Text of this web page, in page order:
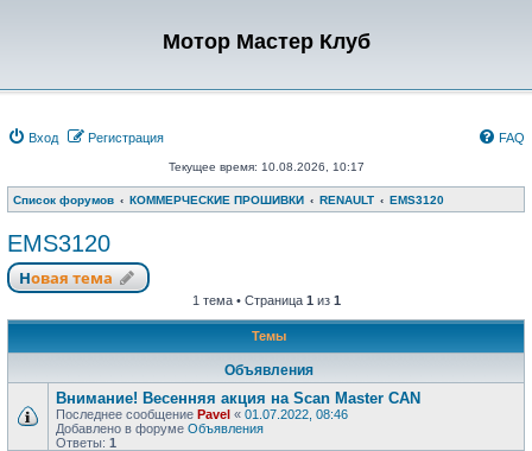
Мотор Мастер Клуб
Вход Регистрация FAQ
Текущее время: 10.08.2026, 10:17
Список форумов КОММЕРЧЕСКИЕ ПРОШИВКИ RENAULT EMS3120
EMS3120
Новая тема
1 тема • Страница 1 из 1
Темы
Объявления
Внимание! Весенняя акция на Scan Master CAN
Последнее сообщение Pavel « 01.07.2022, 08:46
Добавлено в форуме Объявления
Ответы: 1